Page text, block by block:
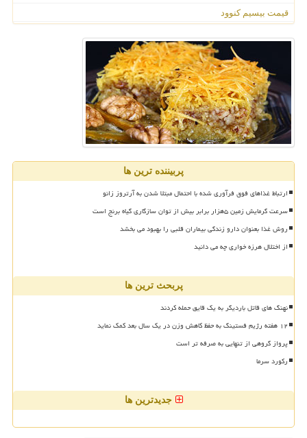
قیمت بیسیم کنوود
پربیننده ترین ها
ارتباط غذاهای فوق فرآوری شده با احتمال مبتلا شدن به آرتروز زانو
سرعت گرمایش زمین ۵هزار برابر بیش از توان سازگاری گیاه برنج است
روش غذا بعنوان دارو زندگی بیماران قلبی را بهبود می بخشد
از اختلال هرزه خواری چه می دانید
پربحث ترین ها
نهنگ های قاتل باردیگر به یک قایق حمله کردند
۱۲ هفته رژیم فستینگ به حفظ کاهش وزن در یک سال بعد کمک نماید
پرواز گروهی از تنهایی به صرفه تر است
رکورد سرما
جدیدترین ها